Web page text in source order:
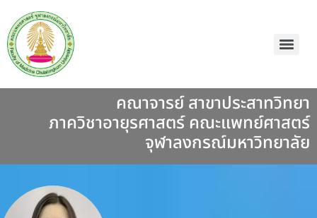
คณาจารย์ สาขาประสาทวิทยา
ภาควิชาอายุรศาสตร์ คณะแพทย์ศาสตร์
จุฬาลงกรณ์มหาวิทยาลัย